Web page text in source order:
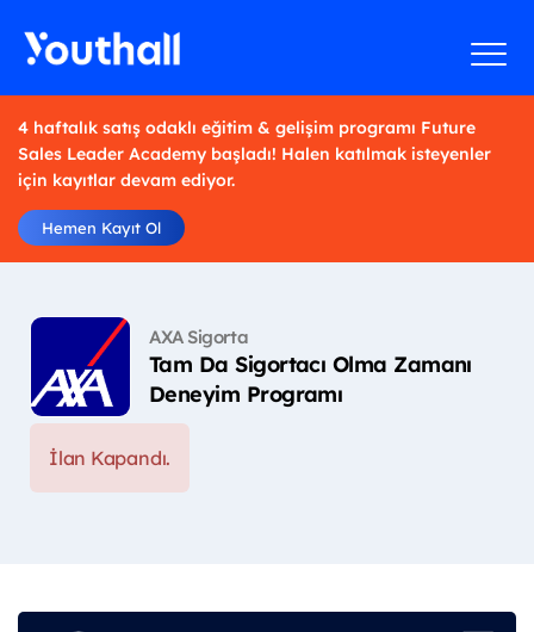
4 haftalık satış odaklı eğitim & gelişim programı Future
Sales Leader Academy başladı! Halen katılmak isteyenler
için kayıtlar devam ediyor.
Hemen Kayıt Ol
AXA Sigorta
Tam Da Sigortacı Olma Zamanı
Deneyim Programı
İlan Kapandı.